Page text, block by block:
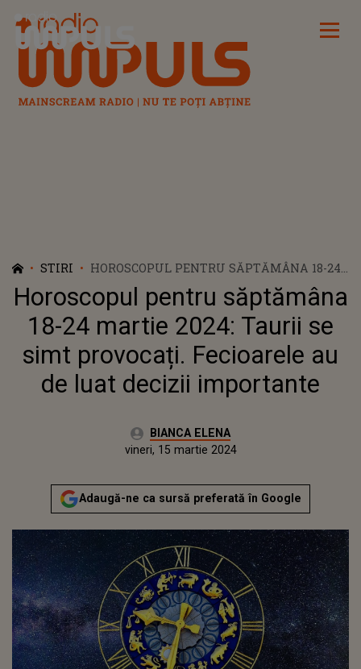
Radio Impuls
STIRI
HOROSCOPUL PENTRU SĂPTĂMÂNA 18-24
MARTIE 2024: TAURII SE SIMT PROVOCAȚI.
FECIOARELE AU DE LUAT DECIZII
IMPORTANTE
Horoscopul pentru săptămâna
18-24 martie 2024: Taurii se
simt provocați. Fecioarele au
de luat decizii importante
Autor:BIANCA ELENA
Actualizat:
vineri, 15 martie 2024
Adaugă-ne ca sursă preferată în Google